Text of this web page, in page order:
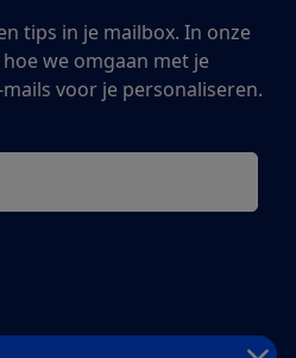
tips in je mailbox. In onze
hoe we omgaan met je
voor je personaliseren.